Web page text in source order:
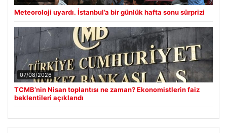
Meteoroloji uyardı. İstanbul’a bir günlük hafta sonu sürprizi
07/08/2026
TCMB’nin Nisan toplantısı ne zaman? Ekonomistlerin faiz
beklentileri açıklandı